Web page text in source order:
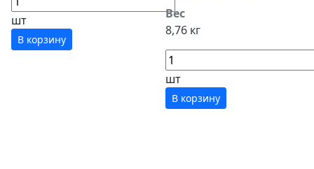
шт
В корзину
Вес
8,76 кг
шт
В корзину